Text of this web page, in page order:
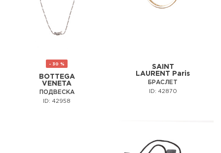
- 30 %
BOTTEGA
VENETA
ПОДВЕСКА
ID: 42958
SAINT
LAURENT Paris
БРАСЛЕТ
ID: 42870